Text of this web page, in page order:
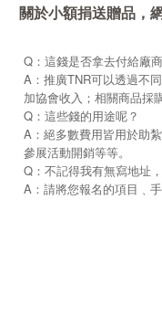
關於小額捐送贈品，
Q：這錢是否拿去付給廠
A：推廣TNR可以透過不
加協會收入；相關商品採
Q：這些錢的用途呢？
A：絕多數費用皆用於助
參展活動開銷等等。
Q：不記得我有無寫地址
A：請將您報名的項目﹑